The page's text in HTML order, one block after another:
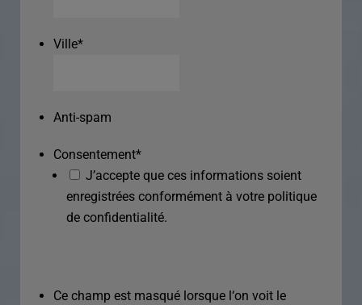
Ville*
Anti-spam
Consentement*
J’accepte que ces informations soient
enregistrées conformément à votre politique
de confidentialité.
Ce champ est masqué lorsque l‘on voit le